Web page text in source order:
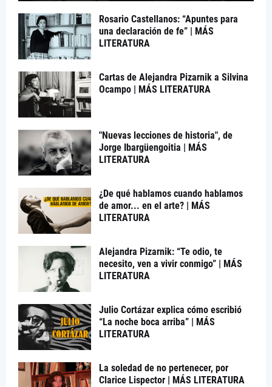
Rosario Castellanos: “Apuntes para
una declaración de fe” | MÁS
LITERATURA
Cartas de Alejandra Pizarnik a Silvina
Ocampo | MÁS LITERATURA
"Nuevas lecciones de historia", de
Jorge Ibargüengoitia | MÁS
LITERATURA
¿De qué hablamos cuando hablamos
de amor... en el arte? | MÁS
LITERATURA
Alejandra Pizarnik: “Te odio, te
necesito, ven a vivir conmigo” | MÁS
LITERATURA
Julio Cortázar explica cómo escribió
“La noche boca arriba” | MÁS
LITERATURA
La soledad de no pertenecer, por
Clarice Lispector | MÁS LITERATURA